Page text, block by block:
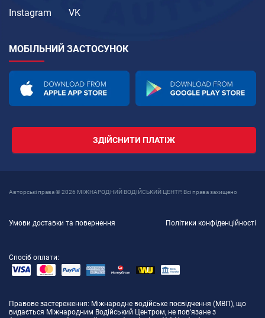
Instagram
VK
МОБІЛЬНИЙ ЗАСТОСУНОК
ЗДІЙСНИТИ ПЛАТІЖ
Авторські права © 2026 МІЖНАРОДНИЙ ВОДІЙСЬКИЙ ЦЕНТР. Всі права захищено
Умови доставки та повернення Політики конфіденційності
Спосіб оплати:
Правове застереження: Міжнародне водійське посвідчення (МВП), що
видається Міжнародним Водійський Центром, не пов'язане з